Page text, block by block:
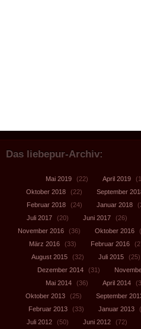
Das liebepur-Archiv:
Mai 2019 (22) April 2019
Oktober 2018
(22) September
Februar 2018
(24) Januar 2018
Juli 2017
(20) Juni 2017 (26)
November 2016
(36) Oktober 2016
März 2016
(33) Februar 2016
August 2015
(32) Juli 2015 (25)
Dezember 2014
(31)
Mai 2014
(36) April 2014
Oktober 2013
(25) September
Februar 2013
(33) Januar 2013
Juli 2012
(50) Juni 2012 (72)